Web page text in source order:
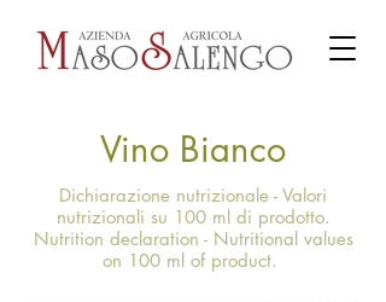
Vino Bianco
Dichiarazione nutrizionale - Valori
nutrizionali su 100 ml di prodotto.
Nutrition declaration - Nutritional values
on 100 ml of product.